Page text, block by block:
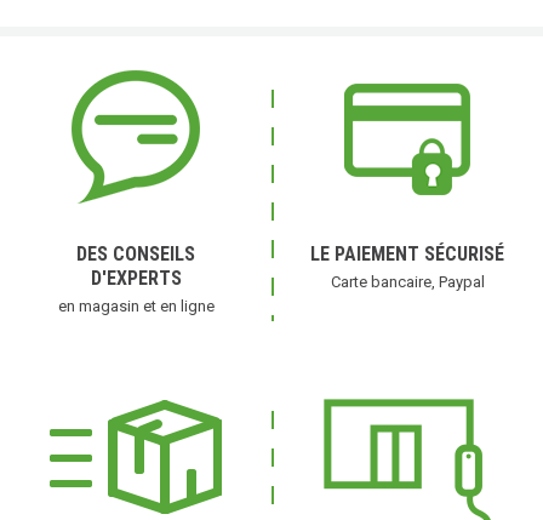
DES CONSEILS
D'EXPERTS
en magasin et en ligne
LE PAIEMENT SÉCURISÉ
Carte bancaire, Paypal